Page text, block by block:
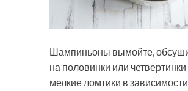
Шампиньоны вымойте,
на половинки или
мелкие ломтики в